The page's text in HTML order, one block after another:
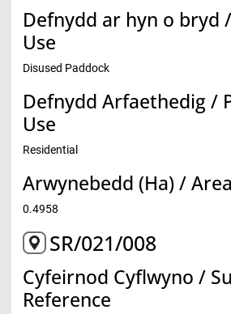
Defnydd ar hyn o bryd
Use
Disused Paddock
Defnydd Arfaethedig /
Use
Residential
Arwynebedd (Ha) /
0.4958
SR/021/008
Cyfeirnod Cyflwyno /
Reference